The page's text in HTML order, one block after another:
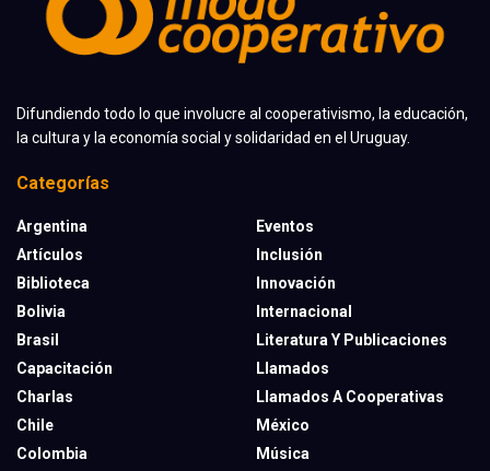
Difundiendo todo lo que involucre al cooperativismo, la educación,
la cultura y la economía social y solidaridad en el Uruguay.
Categorías
Argentina
Artículos
Biblioteca
Bolivia
Brasil
Capacitación
Charlas
Chile
Colombia
Eventos
Inclusión
Innovación
Internacional
Literatura Y Publicaciones
Llamados
Llamados A Cooperativas
México
Música